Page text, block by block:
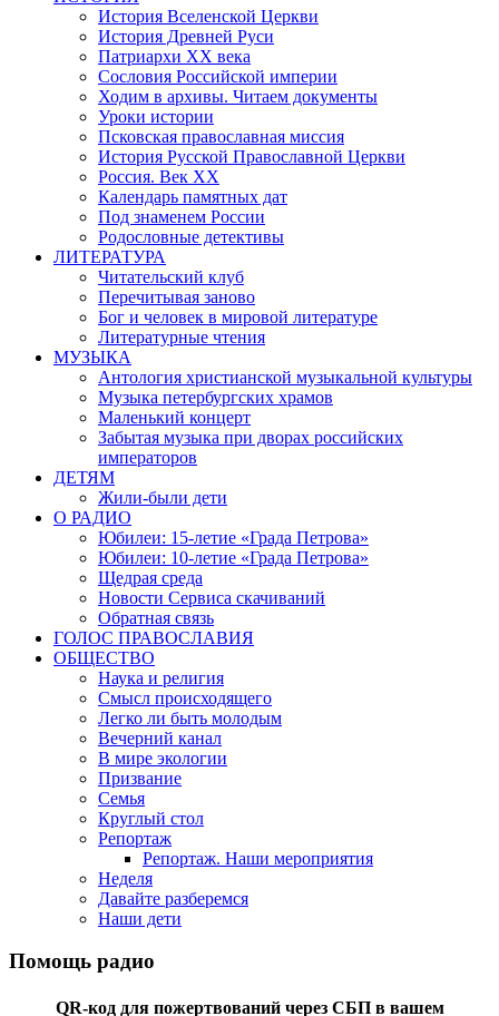
История Вселенской Церкви
История Древней Руси
Патриархи XX века
Сословия Российской империи
Ходим в архивы. Читаем документы
Уроки истории
Псковская православная миссия
История Русской Православной Церкви
Россия. Век ХХ
Календарь памятных дат
Под знаменем России
Родословные детективы
ЛИТЕРАТУРА
Читательский клуб
Перечитывая заново
Бог и человек в мировой литературе
Литературные чтения
МУЗЫКА
Антология христианской музыкальной культуры
Музыка петербургских храмов
Маленький концерт
Забытая музыка при дворах российских
императоров
ДЕТЯМ
Жили-были дети
О РАДИО
Юбилеи: 15-летие «Града Петрова»
Юбилеи: 10-летие «Града Петрова»
Щедрая среда
Новости Сервиса скачиваний
Обратная связь
ГОЛОС ПРАВОСЛАВИЯ
ОБЩЕСТВО
Наука и религия
Смысл происходящего
Легко ли быть молодым
Вечерний канал
В мире экологии
Призвание
Семья
Круглый стол
Репортаж
Репортаж. Наши мероприятия
Неделя
Давайте разберемся
Наши дети
Помощь радио
QR-код для пожертвований через СБП в вашем